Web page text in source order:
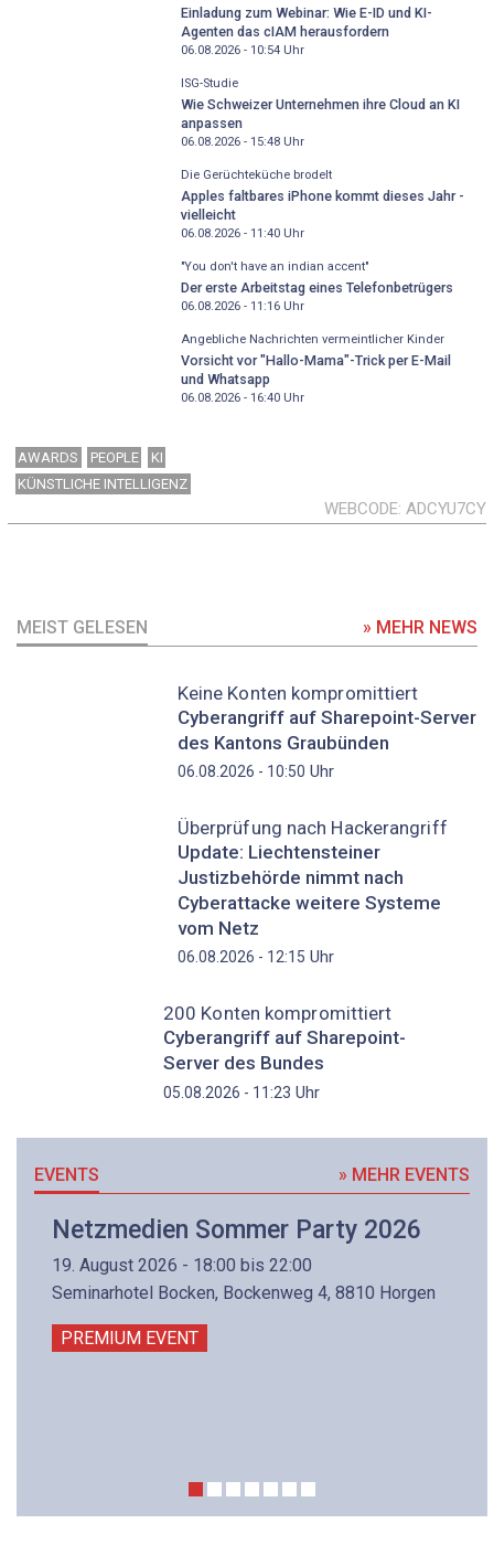
Einladung zum Webinar: Wie E-ID und KI-
Agenten das cIAM herausfordern
06.08.2026 - 10:54Uhr
ISG-Studie
Wie Schweizer Unternehmen ihre Cloud an KI
anpassen
06.08.2026 - 15:48Uhr
Die Gerüchteküche brodelt
Apples faltbares iPhone kommt dieses Jahr -
vielleicht
06.08.2026 - 11:40Uhr
"You don't have an indian accent"
Der erste Arbeitstag eines Telefonbetrügers
06.08.2026 - 11:16Uhr
Angebliche Nachrichten vermeintlicher Kinder
Vorsicht vor "Hallo-Mama"-Trick per E-Mail
und Whatsapp
06.08.2026 - 16:40Uhr
AWARDS PEOPLE
KI
KÜNSTLICHE INTELLIGENZ
WEBCODE ADCYU7CY
MEIST GELESEN » MEHR NEWS
Keine Konten kompromittiert
Cyberangriff auf Sharepoint-Server
des Kantons Graubünden
06.08.2026 - 10:50 Uhr
Überprüfung nach Hackerangriff
Update: Liechtensteiner
Justizbehörde nimmt nach
Cyberattacke weitere Systeme
vom Netz
06.08.2026 - 12:15 Uhr
200 Konten kompromittiert
Cyberangriff auf Sharepoint-
Server des Bundes
05.08.2026 - 11:23 Uhr
EVENTS » MEHR EVENTS
Netzmedien Sommer Party 2026
19. August 2026 - 18:00 bis 22:00
Seminarhotel Bocken, Bockenweg 4, 8810 Horgen
PREMIUM EVENT